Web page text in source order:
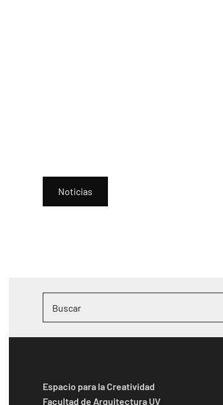
Noticias
Espacio para la Creatividad
Facultad de Arquitectura UV